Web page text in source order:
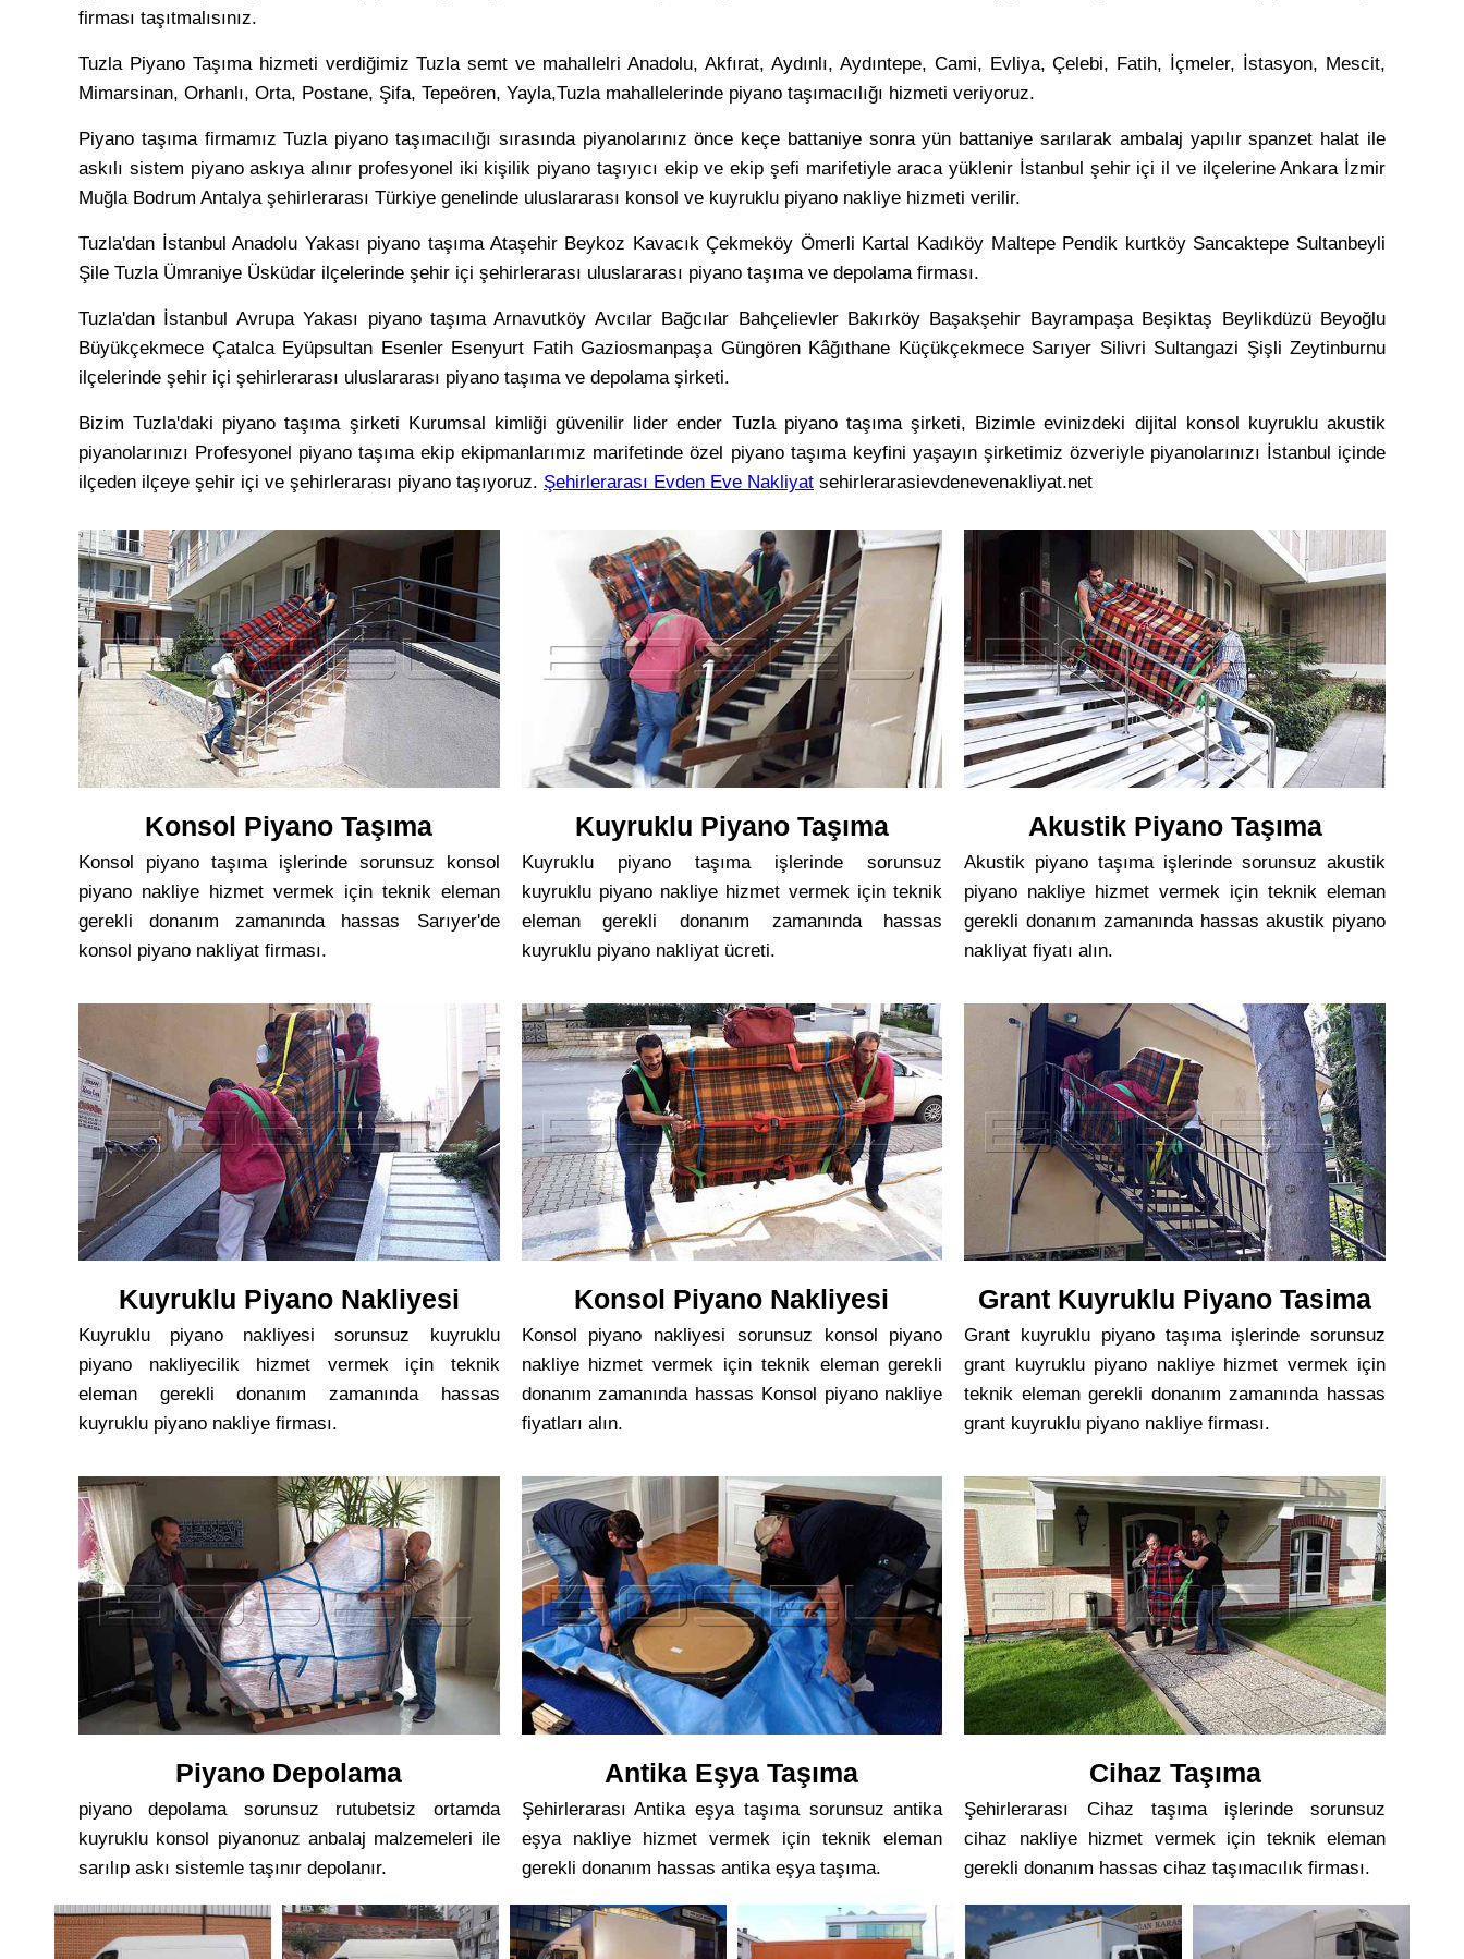
firması taşıtmalısınız.
Tuzla Piyano Taşıma hizmeti verdiğimiz Tuzla semt ve mahallelri Anadolu, Akfırat, Aydınlı, Aydıntepe, Cami, Evliya, Çelebi, Fatih, İçmeler, İstasyon, Mescit,
Mimarsinan, Orhanlı, Orta, Postane, Şifa, Tepeören, Yayla,Tuzla mahallelerinde piyano taşımacılığı hizmeti veriyoruz.
Piyano taşıma firmamız Tuzla piyano taşımacılığı sırasında piyanolarınız önce keçe battaniye sonra yün battaniye sarılarak ambalaj yapılır spanzet halat ile
askılı sistem piyano askıya alınır profesyonel iki kişilik piyano taşıyıcı ekip ve ekip şefi marifetiyle araca yüklenir İstanbul şehir içi il ve ilçelerine Ankara İzmir
Muğla Bodrum Antalya şehirlerarası Türkiye genelinde uluslararası konsol ve kuyruklu piyano nakliye hizmeti verilir.
Tuzla'dan İstanbul Anadolu Yakası piyano taşıma Ataşehir Beykoz Kavacık Çekmeköy Ömerli Kartal Kadıköy Maltepe Pendik kurtköy Sancaktepe Sultanbeyli
Şile Tuzla Ümraniye Üsküdar ilçelerinde şehir içi şehirlerarası uluslararası piyano taşıma ve depolama firması.
Tuzla'dan İstanbul Avrupa Yakası piyano taşıma Arnavutköy Avcılar Bağcılar Bahçelievler Bakırköy Başakşehir Bayrampaşa Beşiktaş Beylikdüzü Beyoğlu
Büyükçekmece Çatalca Eyüpsultan Esenler Esenyurt Fatih Gaziosmanpaşa Güngören Kâğıthane Küçükçekmece Sarıyer Silivri Sultangazi Şişli Zeytinburnu
ilçelerinde şehir içi şehirlerarası uluslararası piyano taşıma ve depolama şirketi.
Bizim Tuzla'daki piyano taşıma şirketi Kurumsal kimliği güvenilir lider ender Tuzla piyano taşıma şirketi, Bizimle evinizdeki dijital konsol kuyruklu akustik
piyanolarınızı Profesyonel piyano taşıma ekip ekipmanlarımız marifetinde özel piyano taşıma keyfini yaşayın şirketimiz özveriyle piyanolarınızı İstanbul içinde
ilçeden ilçeye şehir içi ve şehirlerarası piyano taşıyoruz. Şehirlerarası Evden Eve Nakliyat sehirlerarasievdenevenakliyat.net
Konsol Piyano Taşıma
Konsol piyano taşıma işlerinde sorunsuz konsol
piyano nakliye hizmet vermek için teknik eleman
gerekli donanım zamanında hassas Sarıyer'de
konsol piyano nakliyat firması.
Kuyruklu Piyano Nakliyesi
Kuyruklu piyano nakliyesi sorunsuz kuyruklu
piyano nakliyecilik hizmet vermek için teknik
eleman gerekli donanım zamanında hassas
kuyruklu piyano nakliye firması.
Kuyruklu Piyano Taşıma
Kuyruklu piyano taşıma işlerinde sorunsuz
kuyruklu piyano nakliye hizmet vermek için teknik
eleman gerekli donanım zamanında hassas
kuyruklu piyano nakliyat ücreti.
Konsol Piyano Nakliyesi
Konsol piyano nakliyesi sorunsuz konsol piyano
nakliye hizmet vermek için teknik eleman gerekli
donanım zamanında hassas Konsol piyano nakliye
fiyatları alın.
Akustik Piyano Taşıma
Akustik piyano taşıma işlerinde sorunsuz akustik
piyano nakliye hizmet vermek için teknik eleman
gerekli donanım zamanında hassas akustik piyano
nakliyat fiyatı alın.
Grant Kuyruklu Piyano Tasima
Grant kuyruklu piyano taşıma işlerinde sorunsuz
grant kuyruklu piyano nakliye hizmet vermek için
teknik eleman gerekli donanım zamanında hassas
grant kuyruklu piyano nakliye firması.
Piyano Depolama
piyano depolama sorunsuz rutubetsiz ortamda
kuyruklu konsol piyanonuz anbalaj malzemeleri ile
sarılıp askı sistemle taşınır depolanır.
Antika Eşya Taşıma
Şehirlerarası Antika eşya taşıma sorunsuz antika
eşya nakliye hizmet vermek için teknik eleman
gerekli donanım hassas antika eşya taşıma.
Cihaz Taşıma
Şehirlerarası Cihaz taşıma işlerinde sorunsuz
cihaz nakliye hizmet vermek için teknik eleman
gerekli donanım hassas cihaz taşımacılık firması.